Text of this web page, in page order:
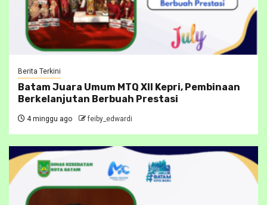
Berita Terkini
Batam Juara Umum MTQ XII Kepri, Pembinaan
Berkelanjutan Berbuah Prestasi
4 minggu ago feiby_edwardi